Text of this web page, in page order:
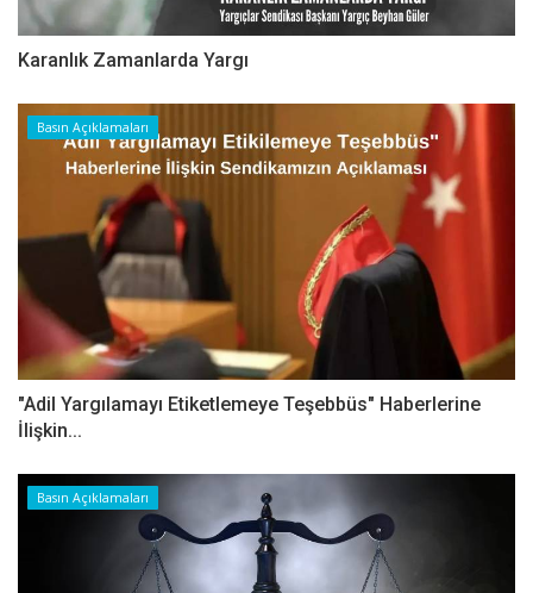
Karanlık Zamanlarda Yargı
Basın Açıklamaları
"Adil Yargılamayı Etiketlemeye Teşebbüs" Haberlerine
İlişkin...
Basın Açıklamaları